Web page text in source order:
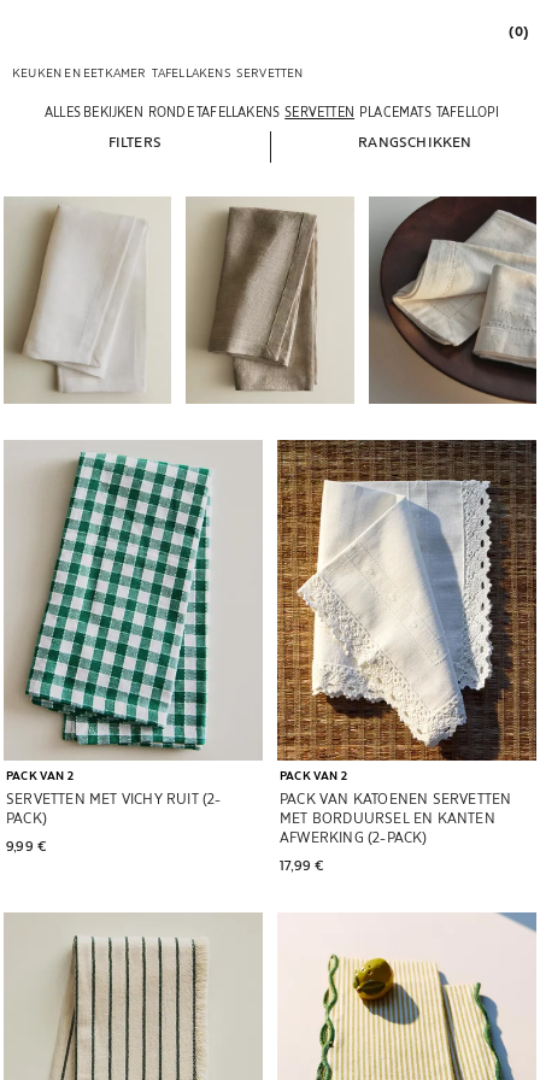
(0)
KEUKEN EN EETKAMER TAFELLAKENS SERVETTEN
ALLES BEKIJKEN RONDE TAFELLAKENS SERVETTEN PLACEMATS TAFELLOPERS
FILTERS RANGSCHIKKEN
Afbeelding gewijzigd naar 1 van 6Afbeelding gewijzigd naar 1 van 6Afbeelding gewijzigd
PACK VAN 2
SERVETTEN MET VICHY RUIT (2-
PACK)
9,99 €
Afbeelding gewijzigd naar 1 van 6
PACK VAN 2
PACK VAN KATOENEN SERVETTEN
MET BORDUURSEL EN KANTEN
AFWERKING (2-PACK)
17,99 €
Afbeelding gewijzigd naar 1 van 6
Afbeelding gewijzigd naar 1 van 6 Afbeelding gewijzigd naar 1 van 6